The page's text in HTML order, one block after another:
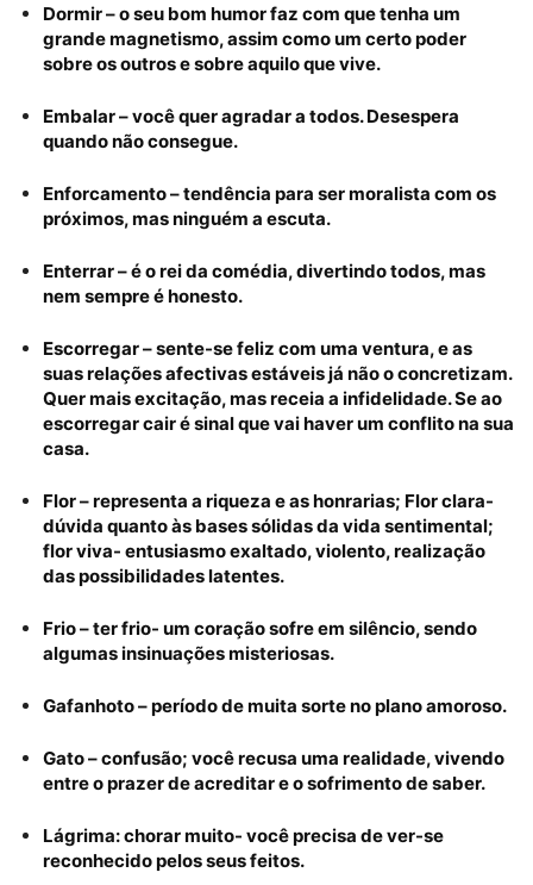
Dormir – o seu bom humor faz com que tenha um
grande magnetismo, assim como um certo poder
sobre os outros e sobre aquilo que vive.
Embalar – você quer agradar a todos. Desespera
quando não consegue.
Enforcamento – tendência para ser moralista com os
próximos, mas ninguém a escuta.
Enterrar – é o rei da comédia, divertindo todos, mas
nem sempre é honesto.
Escorregar – sente-se feliz com uma ventura, e as
suas relações afectivas estáveis já não o concretizam.
Quer mais excitação, mas receia a infidelidade. Se ao
escorregar cair é sinal que vai haver um conflito na sua
casa.
Flor – representa a riqueza e as honrarias; Flor clara-
dúvida quanto às bases sólidas da vida sentimental;
flor viva- entusiasmo exaltado, violento, realização
das possibilidades latentes.
Frio – ter frio- um coração sofre em silêncio, sendo
algumas insinuações misteriosas.
Gafanhoto – período de muita sorte no plano amoroso.
Gato – confusão; você recusa uma realidade, vivendo
entre o prazer de acreditar e o sofrimento de saber.
Lágrima: chorar muito- você precisa de ver-se
reconhecido pelos seus feitos.